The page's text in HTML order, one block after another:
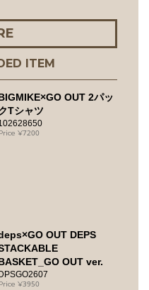
ITEM
OUT 2パッ
Tシャツ
7200
OUT DEPS
OUT ver.
DPSGO2607
3950